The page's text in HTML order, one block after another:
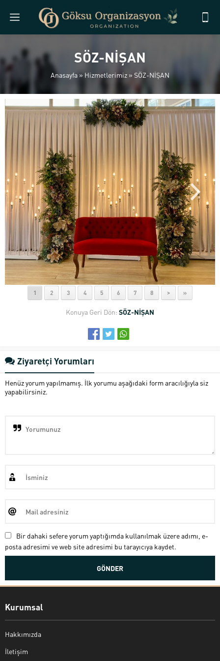
SÖZ-NİŞAN
Anasayfa »Hizmetlerimiz » SÖZ-NİŞAN
1 2 3 4 5 6 7 8 > »
Konuya Geri Dön: SÖZ-NİŞAN
Ziyaretçi Yorumları
Henüz yorum yapılmamış. İlk yorumu aşağıdaki form aracılığıyla siz
yapabilirsiniz.
Bir dahaki sefere yorum yaptığımda kullanılmak üzere adımı, e-
posta adresimi ve web site adresimi bu tarayıcıya kaydet.
Kurumsal
Hakkımızda
İletişim